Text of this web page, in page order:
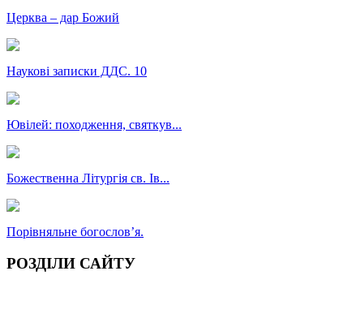
Церква – дар Божий
Наукові записки ДДС. 10
Ювілей: походження, святкув...
Божественна Літургія св. Ів...
Порівняльне богословʼя.
РОЗДІЛИ САЙТУ